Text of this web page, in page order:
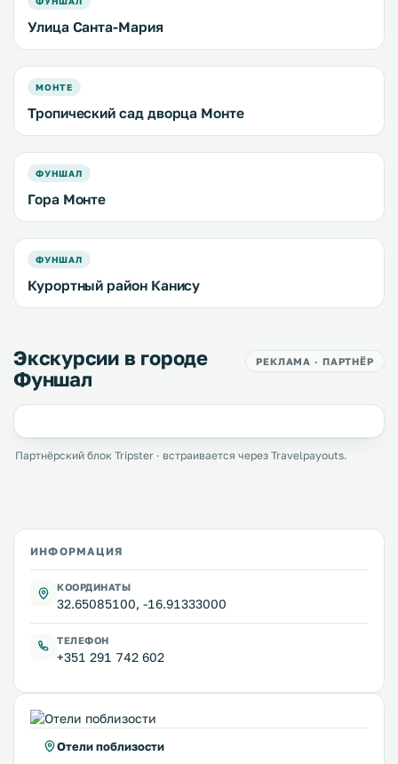
Улица Санта-Мария
МОНТЕ
Тропический сад дворца Монте
ФУНШАЛ
Гора Монте
ФУНШАЛ
Курортный район Канису
Экскурсии в городе
Фуншал
РЕКЛАМА · ПАРТНЁР
Партнёрский блок Tripster · встраивается через Travelpayouts.
ИНФОРМАЦИЯ
КООРДИНАТЫ
32.65085100, -16.91333000
ТЕЛЕФОН
+351 291 742 602
Отели поблизости